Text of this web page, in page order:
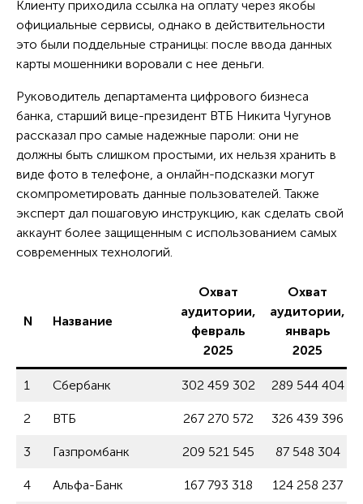
Клиенту приходила ссылка на оплату через якобы
официальные сервисы, однако в действительности
это были поддельные страницы: после ввода данных
карты мошенники воровали с нее деньги.
Руководитель департамента цифрового бизнеса
банка, старший вице-президент ВТБ Никита Чугунов
рассказал про самые надежные пароли: они не
должны быть слишком простыми, их нельзя хранить в
виде фото в телефоне, а онлайн-подсказки могут
скомпрометировать данные пользователей. Также
эксперт дал пошаговую инструкцию, как сделать свой
аккаунт более защищенным с использованием самых
современных технологий.
N Название
Охват
аудитории,
февраль
2025
Охват
аудитории,
январь
2025
1 Сбербанк 302 459 302 289 544 404
2 ВТБ 267 270 572 326 439 396
3 Газпромбанк 209 521 545 87 548 304
4 Альфа-Банк 167 793 318 124 258 237